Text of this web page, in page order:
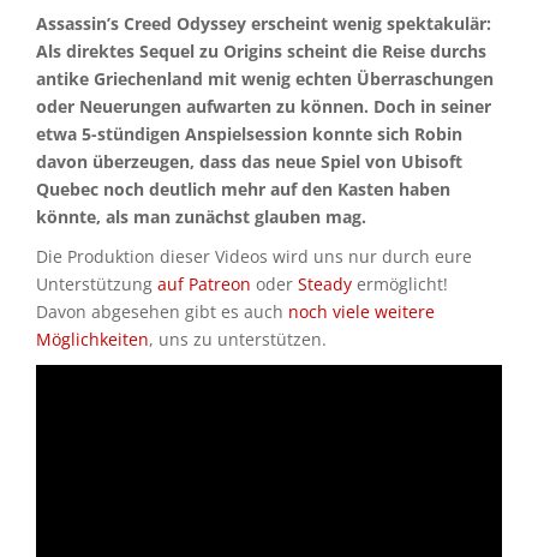
Assassin’s Creed Odyssey erscheint wenig spektakulär:
Als direktes Sequel zu Origins scheint die Reise durchs
antike Griechenland mit wenig echten Überraschungen
oder Neuerungen aufwarten zu können. Doch in seiner
etwa 5-stündigen Anspielsession konnte sich Robin
davon überzeugen, dass das neue Spiel von Ubisoft
Quebec noch deutlich mehr auf den Kasten haben
könnte, als man zunächst glauben mag.
Die Produktion dieser Videos wird uns nur durch eure
Unterstützung auf Patreon oder Steady ermöglicht!
Davon abgesehen gibt es auch noch viele weitere
Möglichkeiten, uns zu unterstützen.